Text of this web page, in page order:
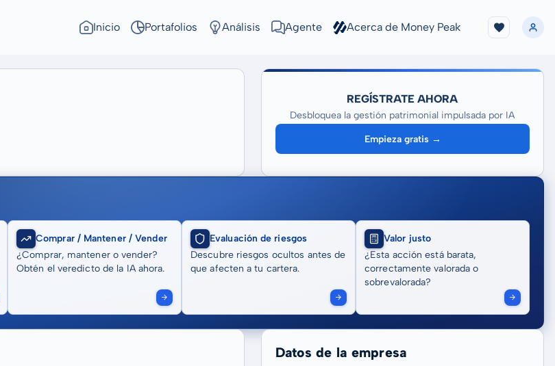
Inicio Portafolios Análisis Agente Acerca de Money Peak
REGÍSTRATE AHORA
Desbloquea la gestión patrimonial impulsada por IA
Empieza gratis →
Comprar / Mantener / Vender
¿Comprar, mantener o vender?
Obtén el veredicto de la IA ahora.
Evaluación de riesgos
Descubre riesgos ocultos antes de
que afecten a tu cartera.
Valor justo
¿Esta acción está barata,
correctamente valorada o
sobrevalorada?
Datos de la empresa